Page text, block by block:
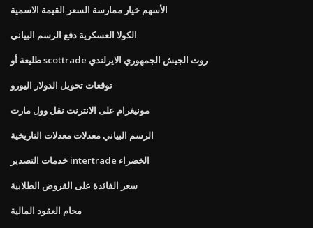
الأسهم خيار ممارسة السعر القيمة الاسمية
الكولا العسكرية دفع الرسم البياني
طليعة أو scottrade روث الجيش الجمهوري الايرلندي
توقعات تحويل الدولار اليورو
مونيغرام على الانترنت نقل وول مارت
الرسم البياني معدلات معدلات التاريخية
خدمات التصدير intertrade الخضراء
سعر الفائدة على القروض الطلابية
محام العقود المالية